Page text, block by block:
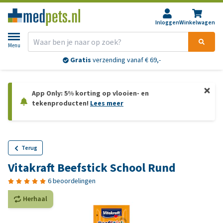
InloggenWinkelwagen
Menu
Gratis verzending vanaf € 69,-
App Only: 5% korting op vlooien- en
tekenproducten! Lees meer
Terug
Vitakraft Beefstick School Rund
6 beoordelingen
Herhaal